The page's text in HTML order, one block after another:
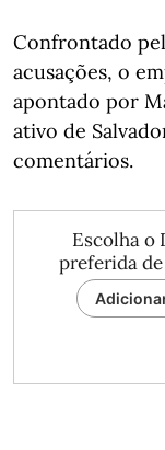
Confrontado
acusações, o
apontado por
ativo de
comentários.
Escolha o
preferida